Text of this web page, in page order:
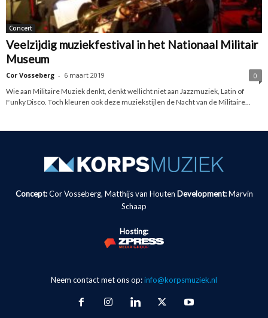
Concert
Veelzijdig muziekfestival in het Nationaal Militair
Museum
Cor Vosseberg - 6 maart 2019
0
Wie aan Militaire Muziek denkt, denkt wellicht niet aan Jazzmuziek, Latin of
Funky Disco. Toch kleuren ook deze muziekstijlen de Nacht van de Militaire...
Concept:Cor Vosseberg, Matthijs van Houten Development: Marvin
Schaap
Hosting:
Neem contact met ons op:info@korpsmuziek.nl